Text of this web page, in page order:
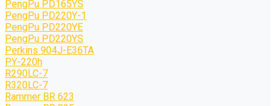
PengPu PD165YS
PengPu PD220Y-1
PengPu PD220YE
PengPu PD220YS
Perkins 904J-E36TA
PY-220h
R290LC-7
R320LC-7
Rammer BR 623